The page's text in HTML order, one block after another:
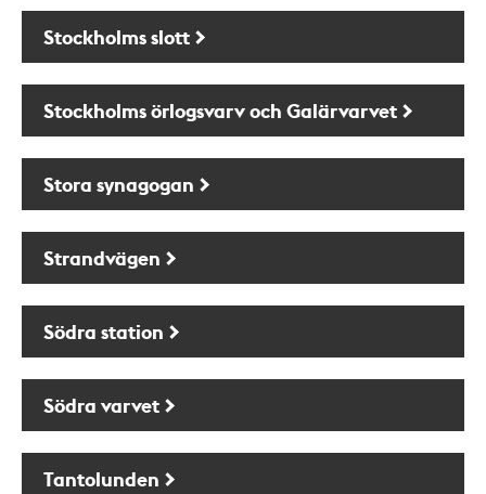
Stockholms slott
Stockholms örlogsvarv och Galärvarvet
Stora synagogan
Strandvägen
Södra station
Södra varvet
Tantolunden